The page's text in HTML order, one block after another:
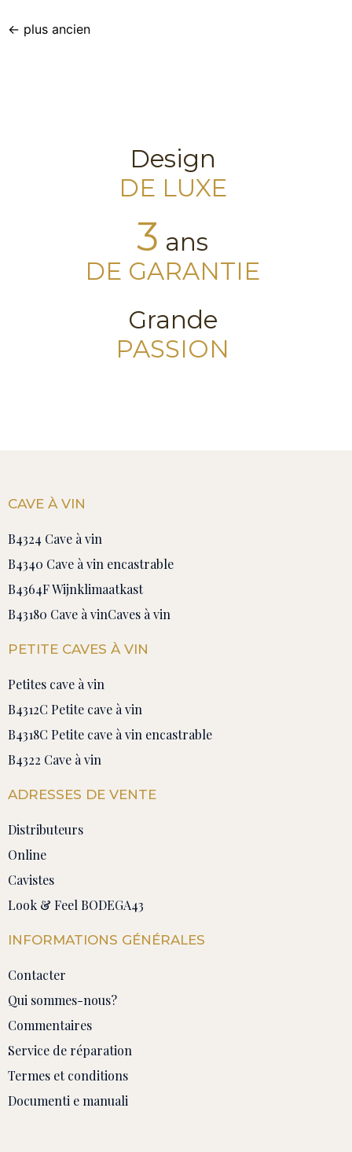
← plus ancien
Design
DE LUXE
3 ans
DE GARANTIE
Grande
PASSION
CAVE À VIN
B4324 Cave à vin
B4340 Cave à vin encastrable
B4364F Wijnklimaatkast
B43180 Cave à vinCaves à vin
PETITE CAVES À VIN
Petites cave à vin
B4312C Petite cave à vin
B4318C Petite cave à vin encastrable
B4322 Cave à vin
ADRESSES DE VENTE
Distributeurs
Online
Cavistes
Look & Feel BODEGA43
INFORMATIONS GÉNÉRALES
Contacter
Qui sommes-nous?
Commentaires
Service de réparation
Termes et conditions
Documenti e manuali